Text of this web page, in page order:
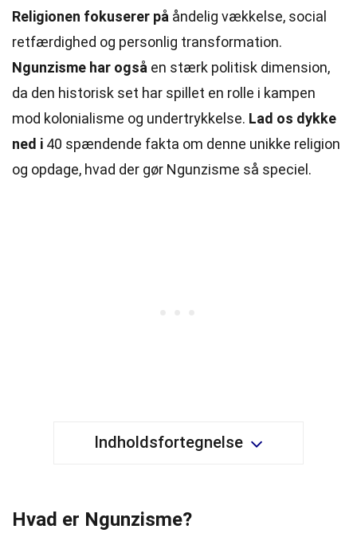
Religionen fokuserer på åndelig vækkelse, social
retfærdighed og personlig transformation.
Ngunzisme har også en stærk politisk dimension,
da den historisk set har spillet en rolle i kampen
mod kolonialisme og undertrykkelse. Lad os dykke
ned i 40 spændende fakta om denne unikke religion
og opdage, hvad der gør Ngunzisme så speciel.
Indholdsfortegnelse
Hvad er Ngunzisme?